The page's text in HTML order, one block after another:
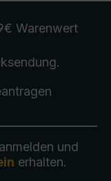
Warenwert
.
und
erhalten.